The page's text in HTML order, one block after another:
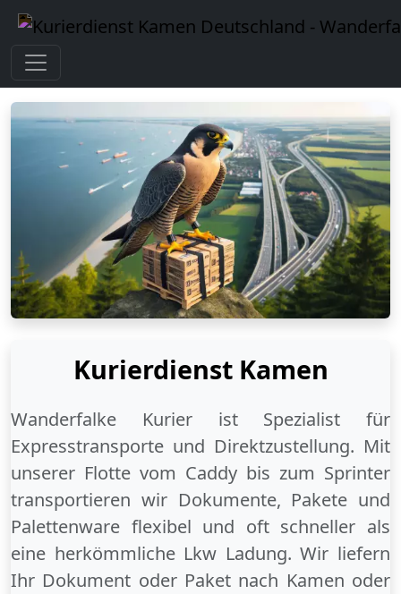
Kurierdienst Kamen
Wanderfalke Kurier ist Spezialist für
Expresstransporte und Direktzustellung. Mit
unserer Flotte vom Caddy bis zum Sprinter
transportieren wir Dokumente, Pakete und
Palettenware flexibel und oft schneller als
eine herkömmliche Lkw Ladung. Wir liefern
Ihr Dokument oder Paket nach Kamen oder